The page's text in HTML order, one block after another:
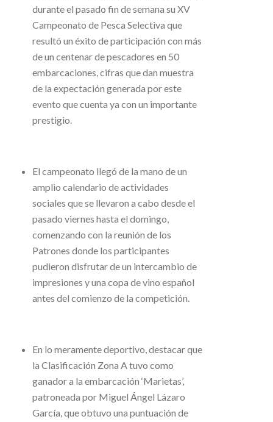
durante el pasado fin de semana su XV
Campeonato de Pesca Selectiva que
resultó un éxito de participación con más
de un centenar de pescadores en 50
embarcaciones, cifras que dan muestra
de la expectación generada por este
evento que cuenta ya con un importante
prestigio.
El campeonato llegó de la mano de un
amplio calendario de actividades
sociales que se llevaron a cabo desde el
pasado viernes hasta el domingo,
comenzando con la reunión de los
Patrones donde los participantes
pudieron disfrutar de un intercambio de
impresiones y una copa de vino español
antes del comienzo de la competición.
En lo meramente deportivo, destacar que
la Clasificación Zona A tuvo como
ganador a la embarcación ‘Marietas’,
patroneada por Miguel Ángel Lázaro
García, que obtuvo una puntuación de